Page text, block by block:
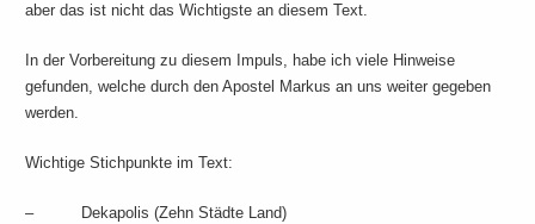
aber das ist nicht das Wichtigste an diesem Text.
In der Vorbereitung zu diesem Impuls, habe ich viele Hinweise
gefunden, welche durch den Apostel Markus an uns weiter gegeben
werden.
Wichtige Stichpunkte im Text:
– Dekapolis (Zehn Städte Land)